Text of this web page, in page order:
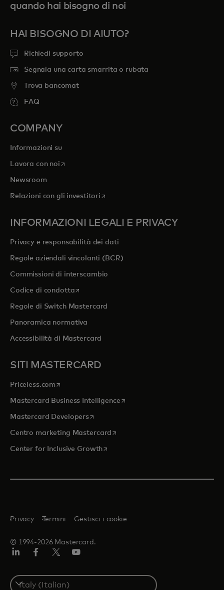
quando hai bisogno di noi
HAI BISOGNO DI AIUTO?
Richiedi supporto
Segnala una carta smarrita o rubata
Trova bancomat
FAQ
COMPANY
Informazioni su
Lavora con noi si apre in una nuova scheda
Newsroom
Relazioni con gli investitorisi apre in una nuova scheda
INFORMAZIONI LEGALI E PRIVACY
Privacy e responsabilità dei dati
Regole aziendali vincolanti (BCR)
Commissioni di interscambio
Codice di condottasi apre in una nuova scheda
Regole di Switch Mastercard
Panoramica normativa
Accessibilità di Mastercard
SITI MASTERCARD
Priceless.com si apre in una nuova scheda
Mastercard Business Intelligencesi apre in una nuova scheda
Mastercard Developerssi apre in una nuova scheda
Centro marketing Mastercard si apre in una nuova scheda
Center for Inclusive Growthsi apre in una nuova scheda
© 1994-2026 Mastercard.
Privacy Termini Gestisci i cookie
Select
a